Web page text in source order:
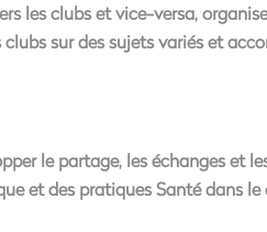
les clubs et vice-versa,
sur des sujets variés et
le partage, les échanges et
et des pratiques Santé dans